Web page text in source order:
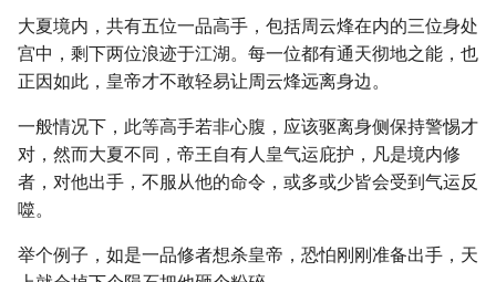
大夏境内，共有五位一品高手，包括周云烽在内的三位身处
宫中，剩下两位浪迹于江湖。每一位都有通天彻地之能，也
正因如此，皇帝才不敢轻易让周云烽远离身边。
一般情况下，此等高手若非心腹，应该驱离身侧保持警惕才
对，然而大夏不同，帝王自有人皇气运庇护，凡是境内修
者，对他出手，不服从他的命令，或多或少皆会受到气运反
噬。
举个例子，如是一品修者想杀皇帝，恐怕刚刚准备出手，天